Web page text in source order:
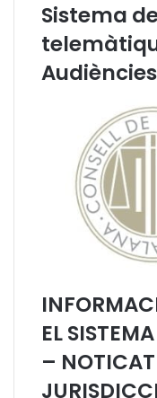
e
m
t
T
A
Sistema
EL
– NOTICAT